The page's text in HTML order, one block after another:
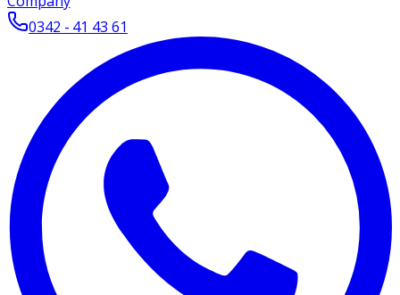
0342 - 41 43 61